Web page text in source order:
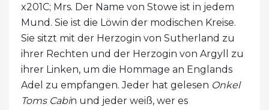
x201C; Mrs. Der Name von Stowe ist in jedem
Mund. Sie ist die Löwin der modischen Kreise.
Sie sitzt mit der Herzogin von Sutherland zu
ihrer Rechten und der Herzogin von Argyll zu
ihrer Linken, um die Hommage an Englands
Adel zu empfangen. Jeder hat gelesen Onkel
Toms Cabin und jeder weiß, wer es